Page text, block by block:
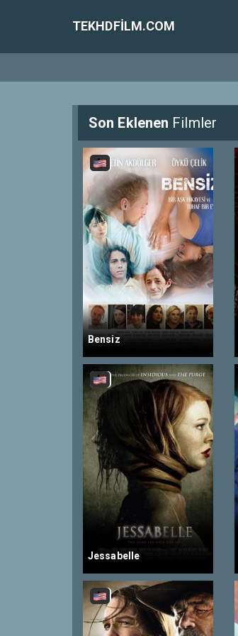
TEKHDFILM.COM
Son Eklenen Filmler
Bensiz
Jessabelle